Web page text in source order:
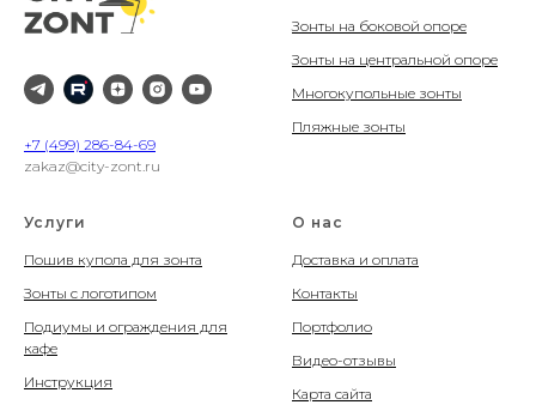
+7 (499) 286-84-69
zakaz@city-zont.ru
Зонты на боковой опоре
Зонты на центральной опоре
Многокупольные зонты
Пляжные зонты
Услуги
Пошив купола для зонта
Зонты с логотипом
Подиумы и ограждения для
кафе
Инструкция
О нас
Доставка и оплата
Контакты
Портфолио
Видео-отзывы
Карта сайта